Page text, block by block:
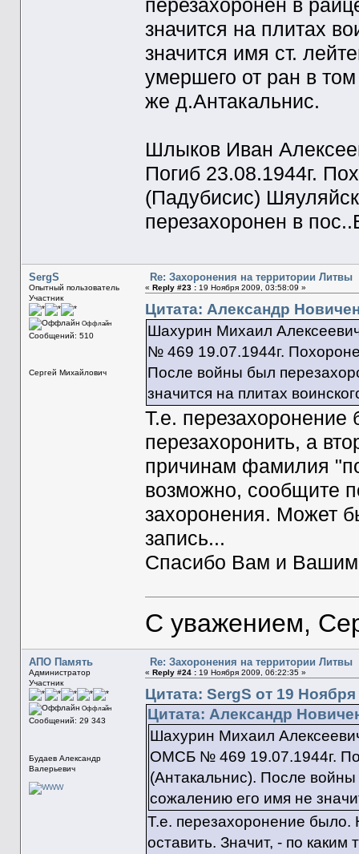
перезахоронен в
значится на плитах
значится имя ст.
умершего от ран в
же д.Антакальнис.
Шлыков Иван
Погиб 23.08.1944г.
(Падубисис)
перезахоронен в
SergS
Опытный пользователь
Участник
Оффлайн
Сообщений: 510
Сергей Михайлович
Re: Захоронения на территории Литвы
« Reply #23 :19 Ноября 2009, 03:58:09 »
Цитата: Александр
Шахурин Михаил
№ 469 19.07.1944г.
После войны был
значится на плитах
Т.е.
перезахоронить, а
причинам фамилия
возможно, сообщите
захоронения. Может
запись...
Спасибо Вам и
С уважением,
АПО Память
Администратор
Участник
Оффлайн
Сообщений: 29 343
Будаев Александр
Валерьевич
Re: Захоронения на территории Литвы
« Reply #24 :19 Ноября 2009, 06:22:35 »
Цитата: SergS от 19
Цитата: Александр
Шахурин Михаил
ОМСБ № 469 19.07.1944г.
(Антакальнис). После
сожалению его имя не
Т.е. перезахоронение было.
оставить. Значит, - по